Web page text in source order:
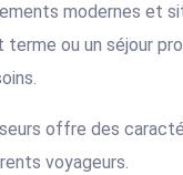
modernes et
terme ou un séjour
offre des
voyageurs.